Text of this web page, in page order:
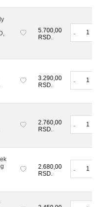
5.700,00
RSD.
-
3.290,00
RSD.
-
2.760,00
RSD.
-
2.680,00
RSD.
-